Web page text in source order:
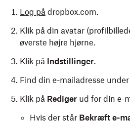
Log på dropbox.com.
Klik på din avatar
øverste højre hjørne.
Klik på Indstillinger.
Find din e-mailadresse
Klik på Rediger ud for din e-
Hvis der står Bekræft e-